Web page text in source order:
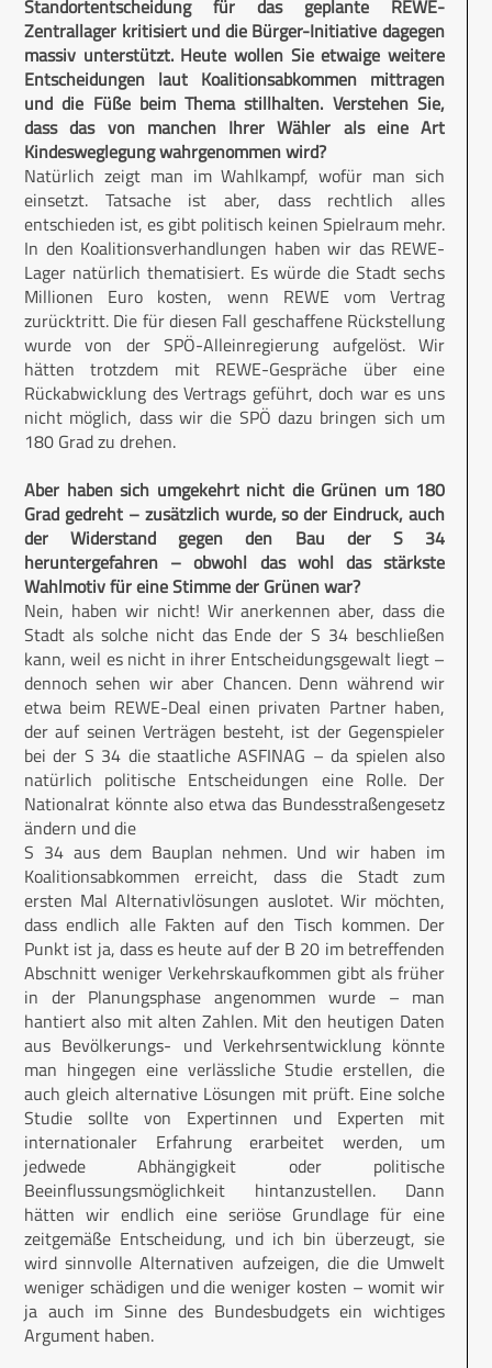
Standortentscheidung für das geplante REWE-
Zentrallager kritisiert und die Bürger-Initiative dagegen
massiv unterstützt. Heute wollen Sie etwaige weitere
Entscheidungen laut Koalitionsabkommen mittragen
und die Füße beim Thema stillhalten. Verstehen Sie,
dass das von manchen Ihrer Wähler als eine Art
Kindesweglegung wahrgenommen wird?
Natürlich zeigt man im Wahlkampf, wofür man sich
einsetzt. Tatsache ist aber, dass rechtlich alles
entschieden ist, es gibt politisch keinen Spielraum mehr.
In den Koalitionsverhandlungen haben wir das REWE-
Lager natürlich thematisiert. Es würde die Stadt sechs
Millionen Euro kosten, wenn REWE vom Vertrag
zurücktritt. Die für diesen Fall geschaffene Rückstellung
wurde von der SPÖ-Alleinregierung aufgelöst. Wir
hätten trotzdem mit REWE-Gespräche über eine
Rückabwicklung des Vertrags geführt, doch war es uns
nicht möglich, dass wir die SPÖ dazu bringen sich um
180 Grad zu drehen.
Aber haben sich umgekehrt nicht die Grünen um 180
Grad gedreht – zusätzlich wurde, so der Eindruck, auch
der Widerstand gegen den Bau der S 34
heruntergefahren – obwohl das wohl das stärkste
Wahlmotiv für eine Stimme der Grünen war?
Nein, haben wir nicht! Wir anerkennen aber, dass die
Stadt als solche nicht das Ende der S 34 beschließen
kann, weil es nicht in ihrer Entscheidungsgewalt liegt –
dennoch sehen wir aber Chancen. Denn während wir
etwa beim REWE-Deal einen privaten Partner haben,
der auf seinen Verträgen besteht, ist der Gegenspieler
bei der S 34 die staatliche ASFINAG – da spielen also
natürlich politische Entscheidungen eine Rolle. Der
Nationalrat könnte also etwa das Bundesstraßengesetz
ändern und die
S 34 aus dem Bauplan nehmen. Und wir haben im
Koalitionsabkommen erreicht, dass die Stadt zum
ersten Mal Alternativlösungen auslotet. Wir möchten,
dass endlich alle Fakten auf den Tisch kommen. Der
Punkt ist ja, dass es heute auf der B 20 im betreffenden
Abschnitt weniger Verkehrskaufkommen gibt als früher
in der Planungsphase angenommen wurde – man
hantiert also mit alten Zahlen. Mit den heutigen Daten
aus Bevölkerungs- und Verkehrsentwicklung könnte
man hingegen eine verlässliche Studie erstellen, die
auch gleich alternative Lösungen mit prüft. Eine solche
Studie sollte von Expertinnen und Experten mit
internationaler Erfahrung erarbeitet werden, um
jedwede Abhängigkeit oder politische
Beeinflussungsmöglichkeit hintanzustellen. Dann
hätten wir endlich eine seriöse Grundlage für eine
zeitgemäße Entscheidung, und ich bin überzeugt, sie
wird sinnvolle Alternativen aufzeigen, die die Umwelt
weniger schädigen und die weniger kosten – womit wir
ja auch im Sinne des Bundesbudgets ein wichtiges
Argument haben.